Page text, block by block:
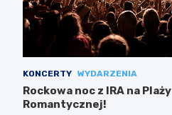
KONCERTY WYDARZENIA
Rockowa noc z IRA na Plaży
Romantycznej!